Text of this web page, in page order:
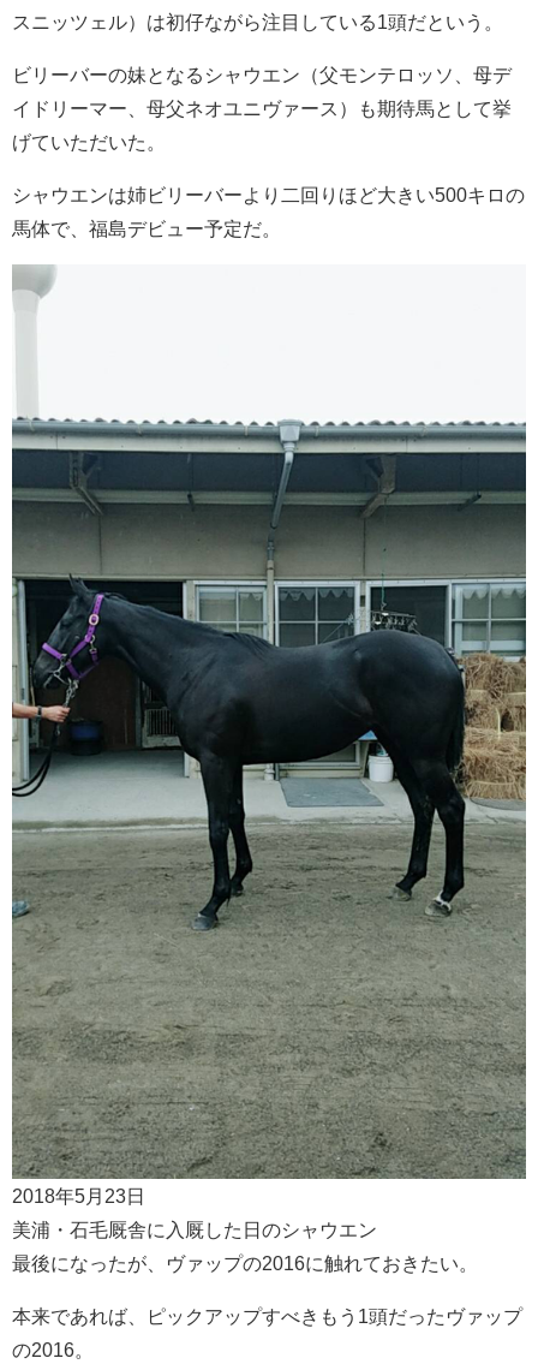
スニッツェル）は初仔ながら注目している1頭だという。
ビリーバーの妹となるシャウエン（父モンテロッソ、母デ
イドリーマー、母父ネオユニヴァース）も期待馬として挙
げていただいた。
シャウエンは姉ビリーバーより二回りほど大きい500キロの
馬体で、福島デビュー予定だ。
2018年5月23日
美浦・石毛厩舎に入厩した日のシャウエン
最後になったが、ヴァップの2016に触れておきたい。
本来であれば、ピックアップすべきもう1頭だったヴァップ
の2016。